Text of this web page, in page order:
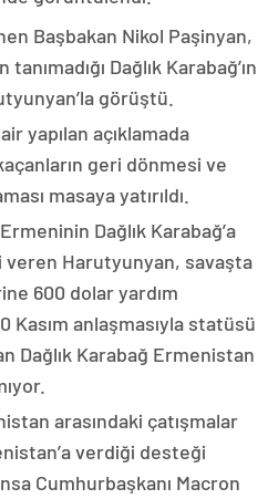
Başbakan Nikol Paşinyan,
Dağlık Karabağ’ın
görüştü.
yapılan açıklamada
geri dönmesi ve
masaya yatırıldı.
Dağlık Karabağ’a
Harutyunyan, savaşta
600 dolar yardım
Kasım anlaşmasıyla statüsü
Dağlık Karabağ Ermenistan
arasındaki çatışmalar
verdiği desteği
Cumhurbaşkanı Macron